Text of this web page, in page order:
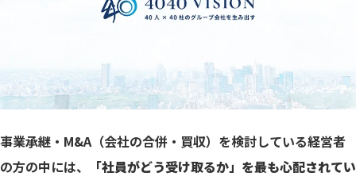
事業承継・M&A（会社の合併・買収）を検討している経営者
の方の中には、
「社員がどう受け取るか」を最も心配されてい